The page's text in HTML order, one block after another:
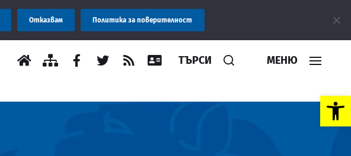
Open toolbar
Съобщение: Областна администрация Пловдив препоръчва заплащането на
ТЪРСИ МЕНЮ
Отказвам Политика за поверителност